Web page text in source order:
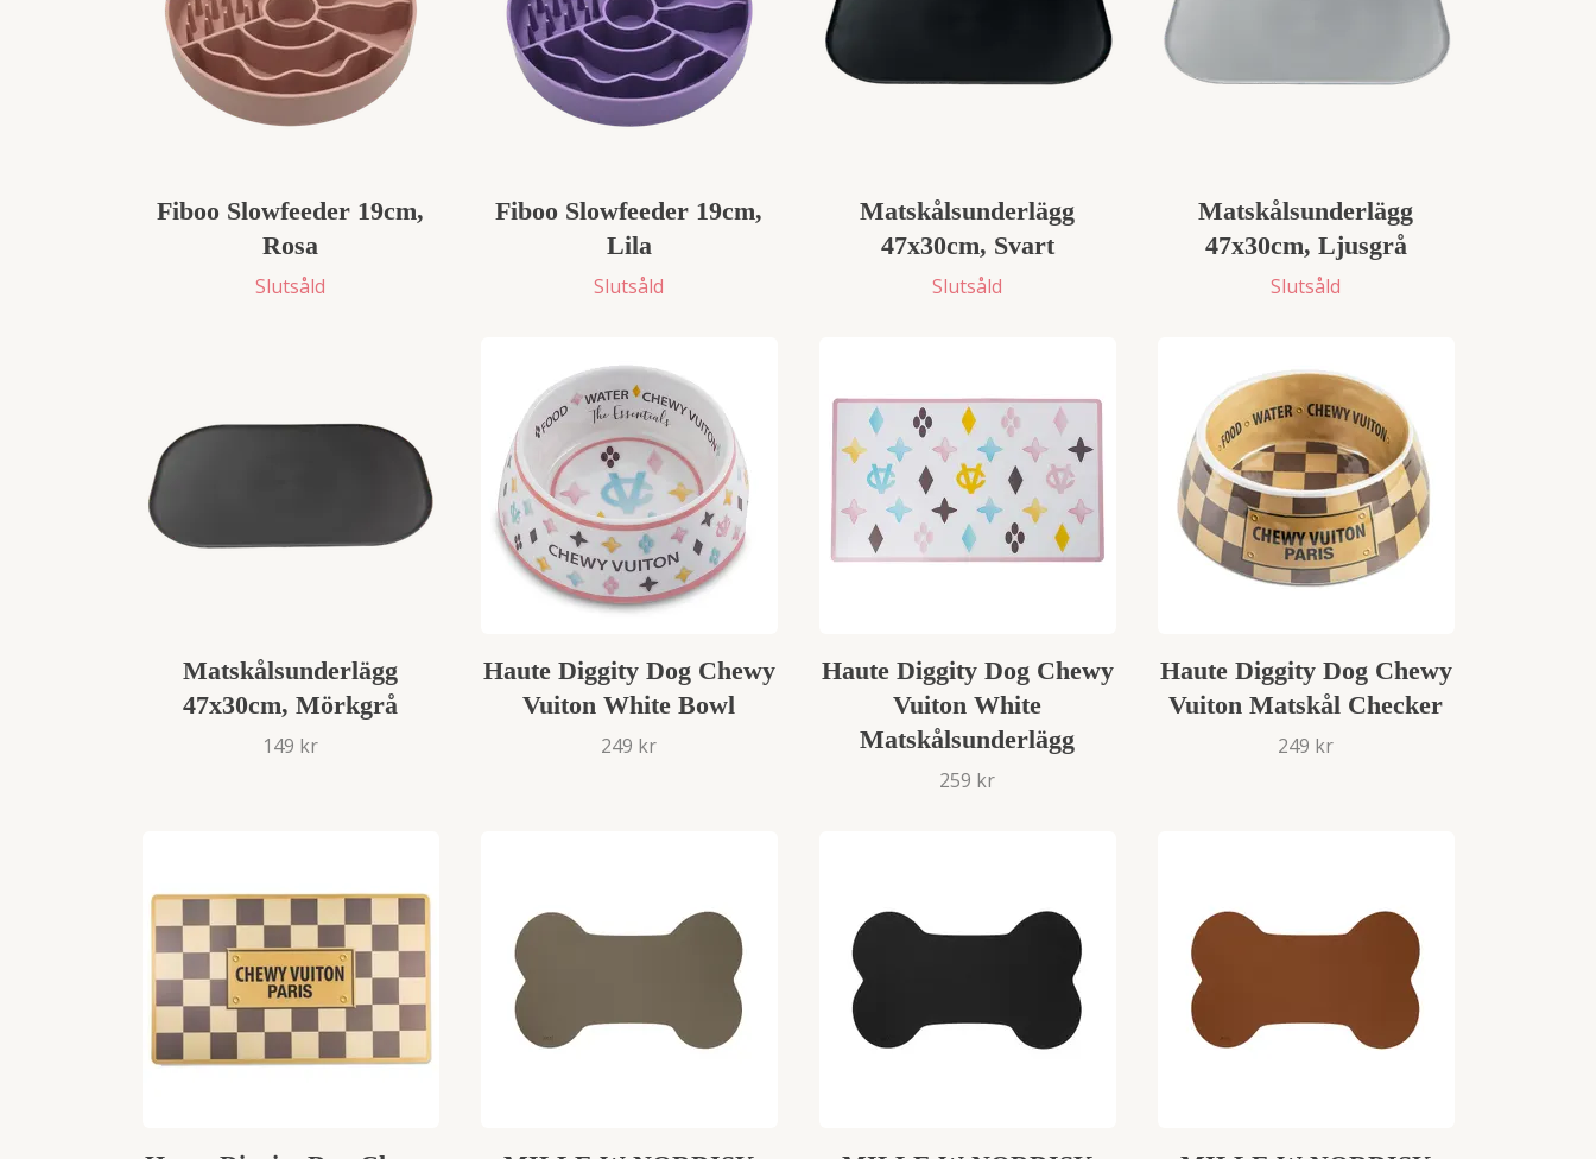
Fiboo Slowfeeder 19cm,
Rosa
Slutsåld
Fiboo Slowfeeder 19cm,
Lila
Slutsåld
Matskålsunderlägg
47x30cm, Svart
Slutsåld
Matskålsunderlägg
47x30cm, Ljusgrå
Slutsåld
Matskålsunderlägg
47x30cm, Mörkgrå
149 kr
Haute Diggity Dog Chewy
Vuiton White Bowl
249 kr
Haute Diggity Dog Chewy
Vuiton White
Matskålsunderlägg
259 kr
Haute Diggity Dog Chewy
Vuiton Matskål Checker
249 kr